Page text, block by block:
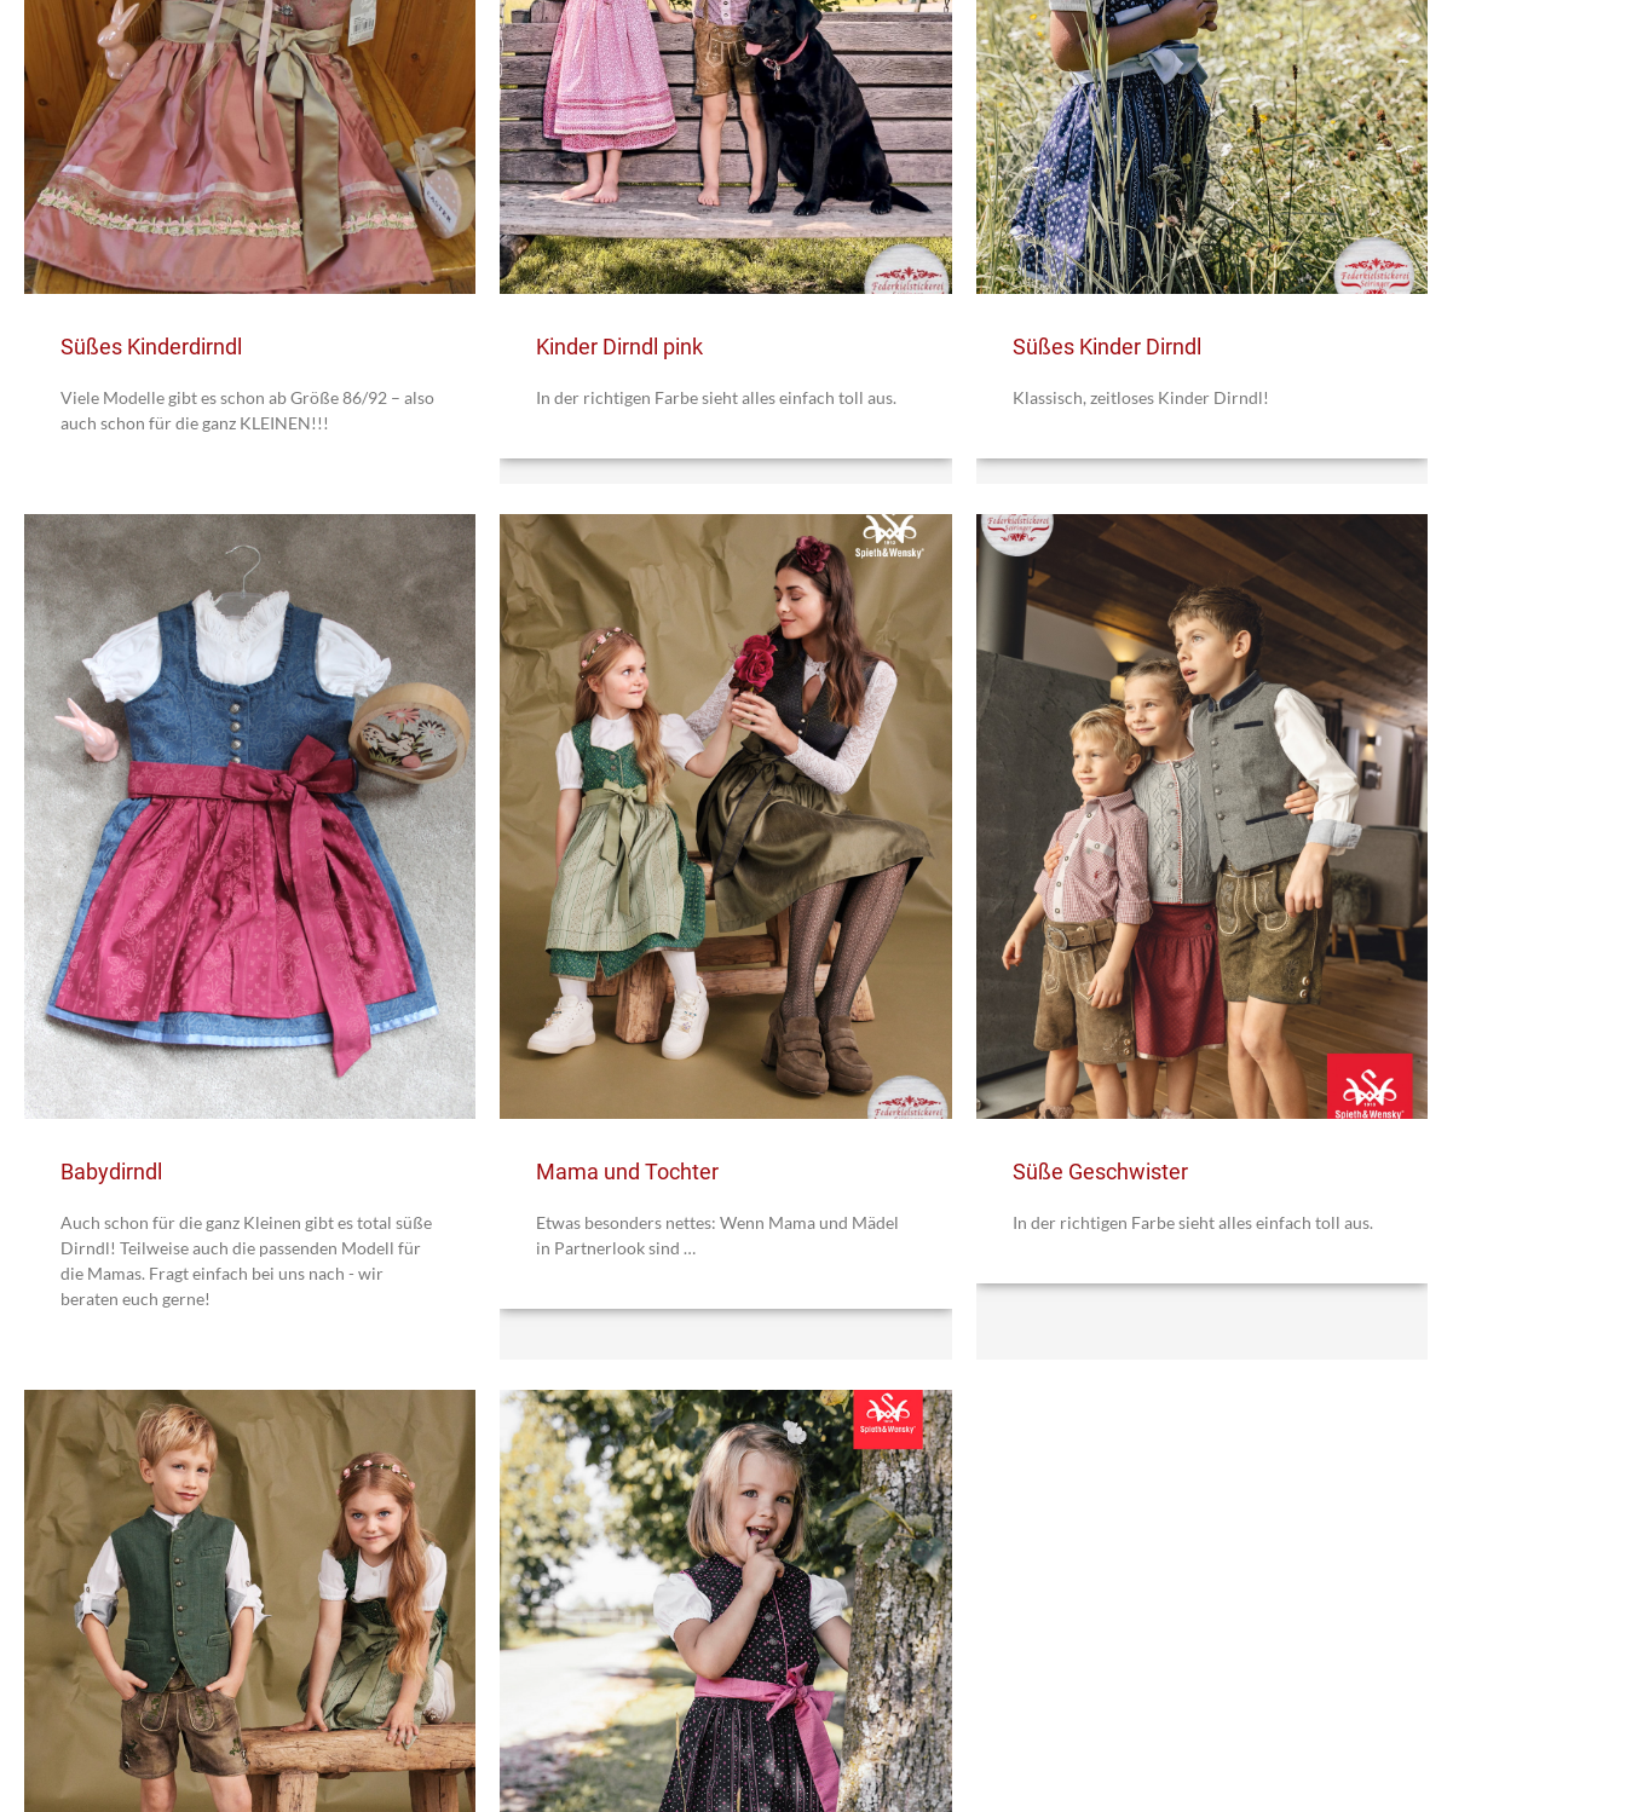
Süßes Kinderdirndl
Viele Modelle gibt es schon ab Größe 86/92 – also
auch schon für die ganz KLEINEN!!!
Kinder Dirndl pink
In der richtigen Farbe sieht alles einfach toll aus.
Süßes Kinder Dirndl
Klassisch, zeitloses Kinder Dirndl!
Babydirndl
Auch schon für die ganz Kleinen gibt es total süße
Dirndl! Teilweise auch die passenden Modell für
die Mamas. Fragt einfach bei uns nach - wir
beraten euch gerne!
Mama und Tochter
Etwas besonders nettes: Wenn Mama und Mädel
in Partnerlook sind …
Süße Geschwister
In der richtigen Farbe sieht alles einfach toll aus.